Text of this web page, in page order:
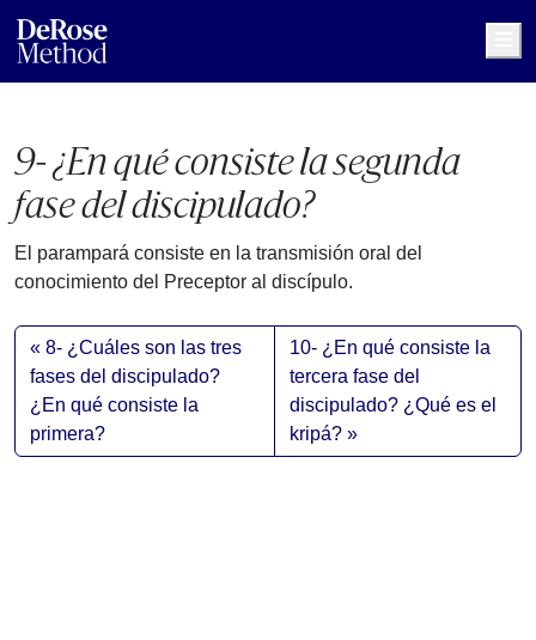
9- ¿En qué consiste la segunda
fase del discipulado?
El parampará consiste en la transmisión oral del
conocimiento del Preceptor al discípulo.
8- ¿Cuáles son las tres
fases del discipulado?
¿En qué consiste la
primera?
10- ¿En qué consiste la
tercera fase del
discipulado? ¿Qué es el
kripá?